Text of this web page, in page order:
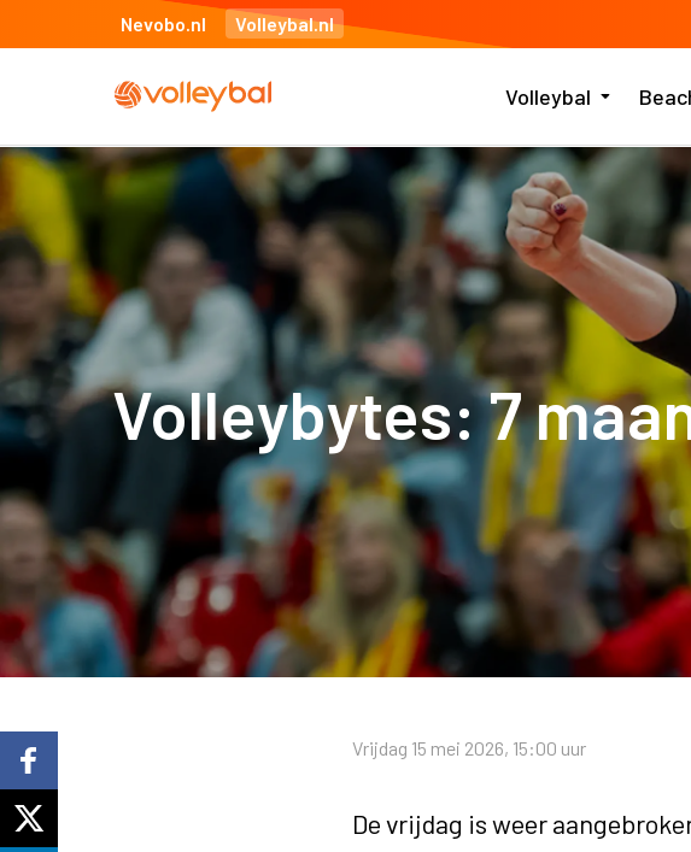
Nevobo.nl Volleybal.nl
Volleybal
Volleybytes: 7
Vrijdag 15 mei 2026, 15:00 uur
De vrijdag is weer